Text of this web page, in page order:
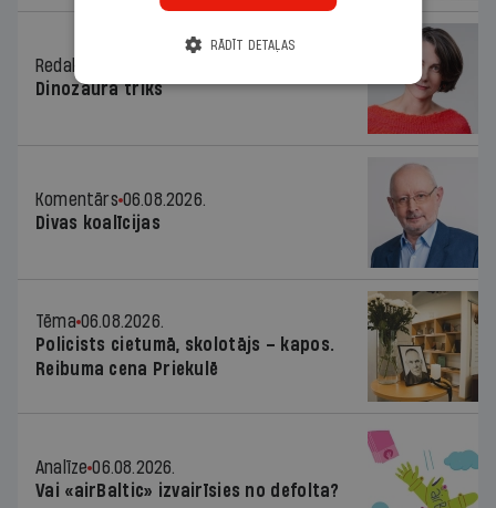
Redaktores sleja
Dinozaura triks
Komentārs 06.08.2026.
Divas koalīcijas
Tēma 06.08.2026.
Policists cietumā, skolotājs – kapos.
Reibuma cena Priekulē
Analīze 06.08.2026.
Vai «airBaltic» izvairīsies no defolta?
RĀDĪT DETAĻAS